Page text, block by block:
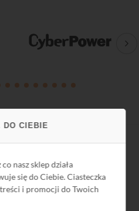
DO CIEBIE
co nasz sklep działa
się do Ciebie. Ciasteczka
i promocji do Twoich